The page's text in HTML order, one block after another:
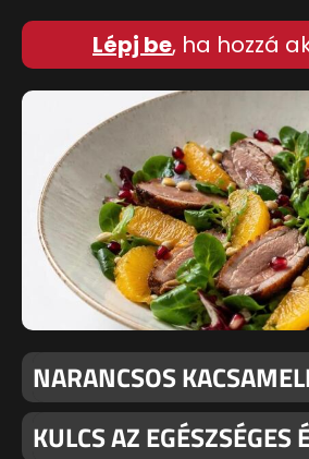
Lépj be, ha hozzá
NARANCSOS
KULCS AZ EGÉSZSÉGES